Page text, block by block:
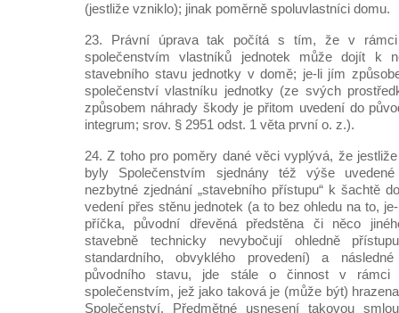
(jestliže vzniklo); jinak poměrně spoluvlastníci domu.
23. Právní úprava tak počítá s tím, že v rámci
společenstvím vlastníků jednotek může dojít k
stavebního stavu jednotky v domě; je-li jím
společenství vlastníku jednotky (ze svých
způsobem náhrady škody je přitom uvedení do
integrum; srov. § 2951 odst. 1 věta první o. z.).
24. Z toho pro poměry dané věci vyplývá, že
byly Společenstvím sjednány též výše uvedené
nezbytné zjednání „stavebního přístupu“ k šachtě
vedení přes stěnu jednotek (a to bez ohledu na to,
příčka, původní dřevěná předstěna či něco
stavebně technicky nevybočují ohledně
standardního, obvyklého provedení) a
původního stavu, jde stále o činnost v rámci
společenstvím, jež jako taková je (může být)
Společenství. Předmětné usnesení takovou